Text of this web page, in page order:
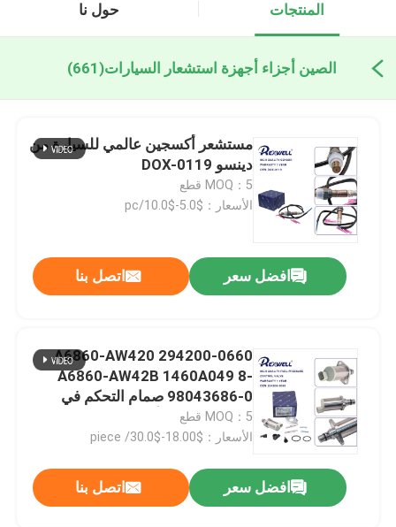
المنتجات حول نا
الصين أجزاء أجهزة استشعار السيارات(661)
مستشعر أكسجين عالمي للسيارة من
دينسو DOX-0119
MOQ：5 قطع
الأسعار：$5.0-$10.0/pc
افضل سعر اتصل بنا
294200-0660 A6860-AW420
A6860-AW42B 1460A049 8-
98043686-0 صمام التحكم في
إكس تريل بريميرا ميتسوبيشي
MOQ：5 قطع
الأسعار：$18.00-$30.0/ piece
افضل سعر اتصل بنا